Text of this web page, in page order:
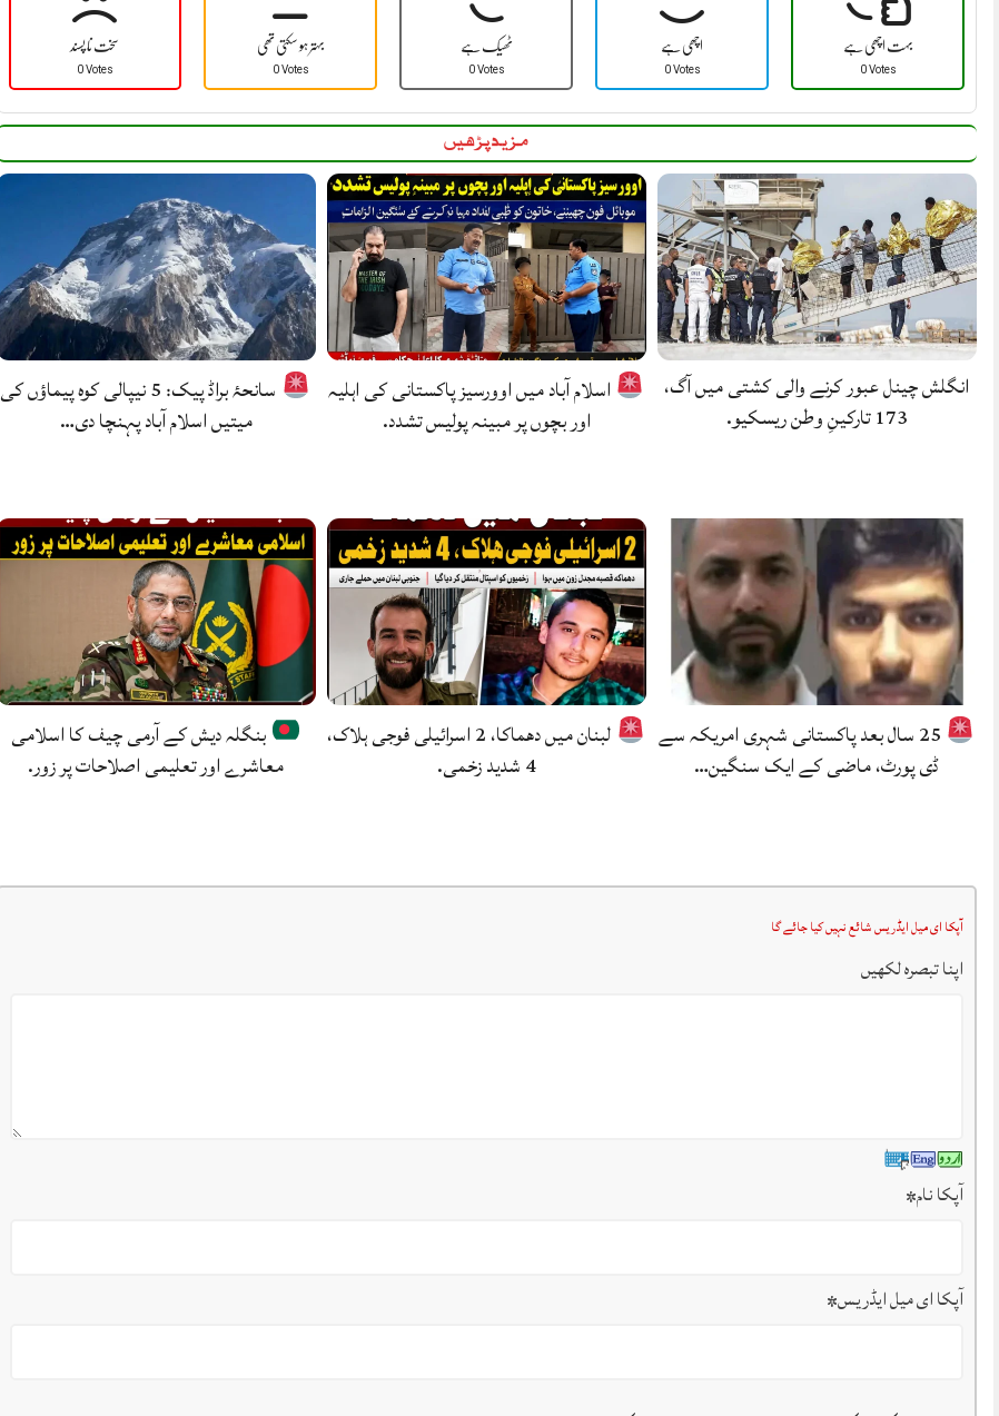
سخت نا پسند
0 Votes
بہتر ہو سکتی تھی
0 Votes
ٹھیک ہے
0 Votes
اچھی ہے
0 Votes
بہت اچھی ہے
0 Votes
مزید پڑھیں
انگلش چینل عبور کرنے والی کشتی میں آگ،
173 تارکینِ وطن ریسکیو.
اسلام آباد میں اوورسیز پاکستانی کی اہلیہ
اور بچوں پر مبینہ پولیس تشدد.
سانحۂ براڈ پیک: 5 نیپالی کوہ پیماؤں کی
میتیں اسلام آباد پہنچا دی…
25 سال بعد پاکستانی شہری امریکہ سے
ڈی پورٹ، ماضی کے ایک سنگین…
لبنان میں دھماکا، 2 اسرائیلی فوجی ہلاک،
4 شدید زخمی.
بنگلہ دیش کے آرمی چیف کا اسلامی
معاشرے اور تعلیمی اصلاحات پر زور.
آپکا ای میل ایڈریس شائع نہیں کیا جائے گا
اپنا تبصرہ لکھیں
آپکا نام*
آپکا ای میل ایڈریس*